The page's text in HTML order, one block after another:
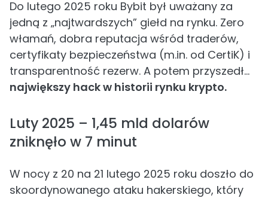
Do lutego 2025 roku Bybit był uważany za
jedną z „najtwardszych” giełd na rynku. Zero
włamań, dobra reputacja wśród traderów,
certyfikaty bezpieczeństwa (m.in. od CertiK) i
transparentność rezerw. A potem przyszedł…
największy hack w historii rynku krypto.
Luty 2025 – 1,45 mld dolarów
zniknęło w 7 minut
W nocy z 20 na 21 lutego 2025 roku doszło do
skoordynowanego ataku hakerskiego, który